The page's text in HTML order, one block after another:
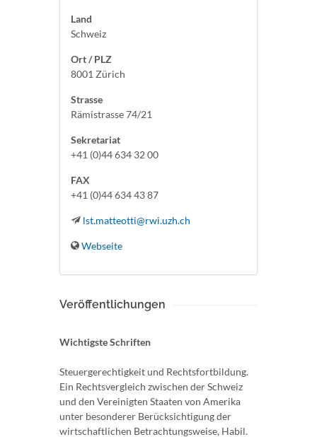
Land
Schweiz
Ort / PLZ
8001 Zürich
Strasse
Rämistrasse 74/21
Sekretariat
+41 (0)44 634 32 00
FAX
+41 (0)44 634 43 87
lst.matteotti@rwi.uzh.ch
Webseite
Veröffentlichungen
Wichtigste Schriften
Steuergerechtigkeit und Rechtsfortbildung.
Ein Rechtsvergleich zwischen der Schweiz
und den Vereinigten Staaten von Amerika
unter besonderer Berücksichtigung der
wirtschaftlichen Betrachtungsweise, Habil.